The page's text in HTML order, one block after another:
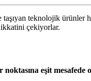
teknolojik ürünler
çekiyorlar.
eşit mesafede